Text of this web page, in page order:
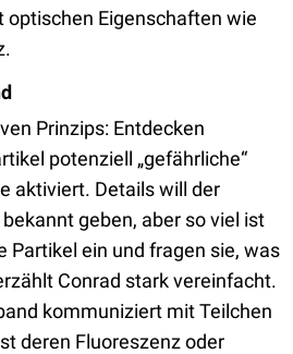
Eigenschaften wie
Prinzips: Entdecken
potenziell „gefährliche“
aktiviert. Details will der
geben, aber so viel ist
Partikel ein und fragen sie, was
Conrad stark vereinfacht.
kommuniziert mit Teilchen
deren Fluoreszenz oder